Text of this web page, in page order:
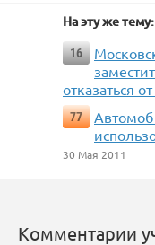
На эту же тему:
16
отказаться
77
30 Мая 2011
Комментарии